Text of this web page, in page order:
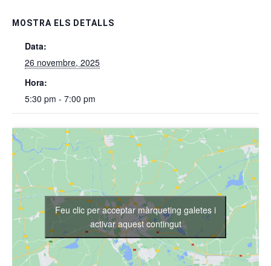
MOSTRA ELS DETALLS
Data:
26 novembre, 2025
Hora:
5:30 pm - 7:00 pm
Feu clic per acceptar màrqueting galetes i
activar aquest contingut